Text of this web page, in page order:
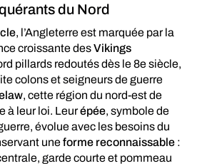
du Nord
, l’Angleterre est marquée par la
croissante desVikings
pillards redoutés dès le 8e siècle,
colons et seigneurs de guerre
, cette région du nord-est de
à leur loi. Leurépée, symbole de
évolue avec les besoins du
uneforme reconnaissable :
garde courte et pommeau